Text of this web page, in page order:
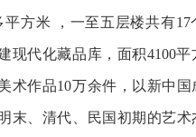
平方米 ，一至五层楼共有17
现代化藏品库，面积4100平
术作品10万余件，以新中国
末、清代、民国初期的艺术